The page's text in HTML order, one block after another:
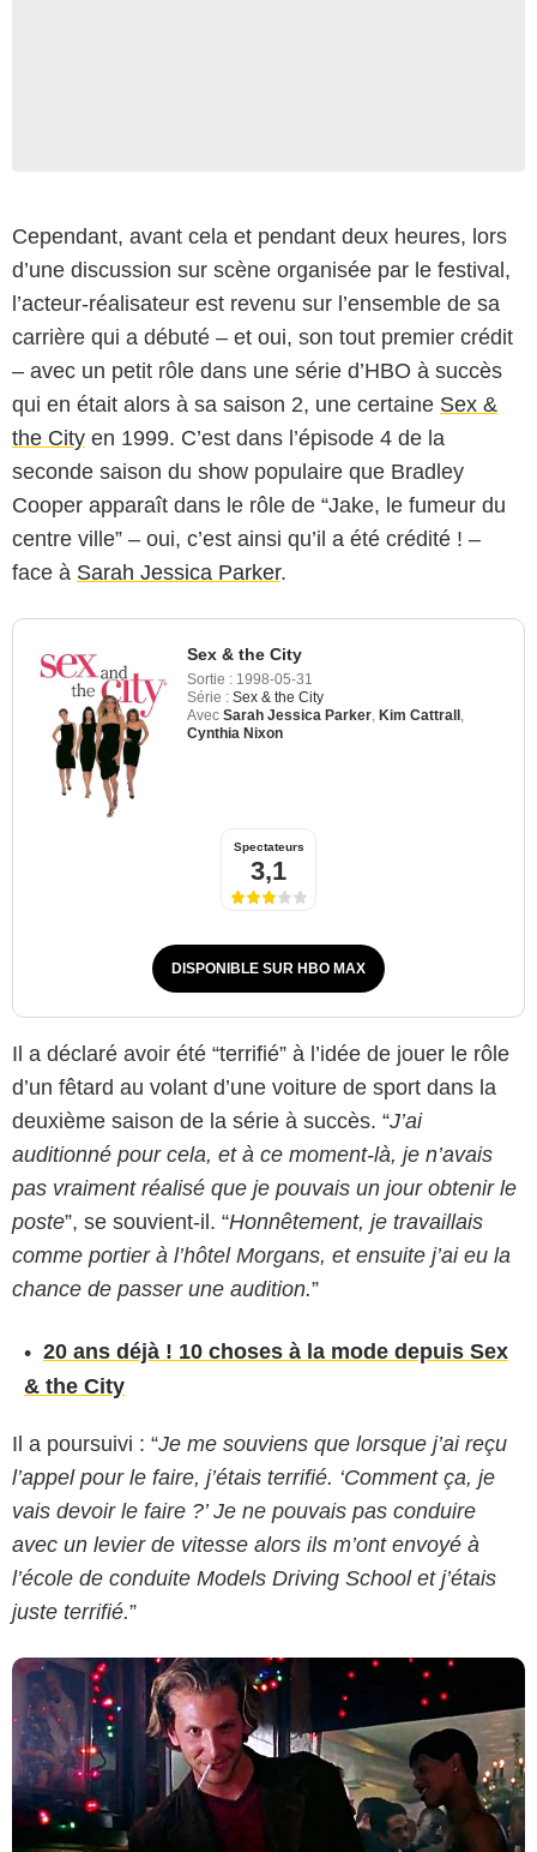
Cependant, avant cela et pendant deux heures, lors
d’une discussion sur scène organisée par le festival,
l’acteur-réalisateur est revenu sur l’ensemble de sa
carrière qui a débuté – et oui, son tout premier crédit
– avec un petit rôle dans une série d’HBO à succès
qui en était alors à sa saison 2, une certaine Sex &
the City en 1999. C’est dans l’épisode 4 de la
seconde saison du show populaire que Bradley
Cooper apparaît dans le rôle de “Jake, le fumeur du
centre ville” – oui, c’est ainsi qu’il a été crédité ! –
face à Sarah Jessica Parker.
Sex & the City
Sortie : 1998-05-31
Série : Sex & the City
Avec Sarah Jessica Parker Kim Cattrall
Cynthia Nixon
Spectateurs
3,1
DISPONIBLE SUR HBO MAX
Il a déclaré avoir été “terrifié” à l’idée de jouer le rôle
d’un fêtard au volant d’une voiture de sport dans la
deuxième saison de la série à succès. “J’ai
auditionné pour cela, et à ce moment-là, je n’avais
pas vraiment réalisé que je pouvais un jour obtenir le
poste”, se souvient-il. “Honnêtement, je travaillais
comme portier à l’hôtel Morgans, et ensuite j’ai eu la
chance de passer une audition.”
20 ans déjà ! 10 choses à la mode depuis Sex
& the City
Il a poursuivi : “Je me souviens que lorsque j’ai reçu
l’appel pour le faire, j’étais terrifié. ‘Comment ça, je
vais devoir le faire ?’ Je ne pouvais pas conduire
avec un levier de vitesse alors ils m’ont envoyé à
l’école de conduite Models Driving School et j’étais
juste terrifié.”